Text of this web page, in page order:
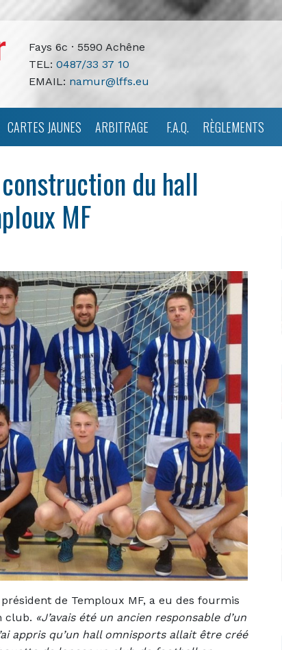
Fays 6c · 5590 Achêne
TEL: 0487/33 37 10
EMAIL: namur@lffs.eu
CARTES JAUNES ARBITRAGE F.A.Q. RÈGLEMENTS
du hall
MF
de Temploux MF, a eu des fourmis
club. «J’avais été un ancien responsable d’un
appris qu’un hall omnisports allait être créé